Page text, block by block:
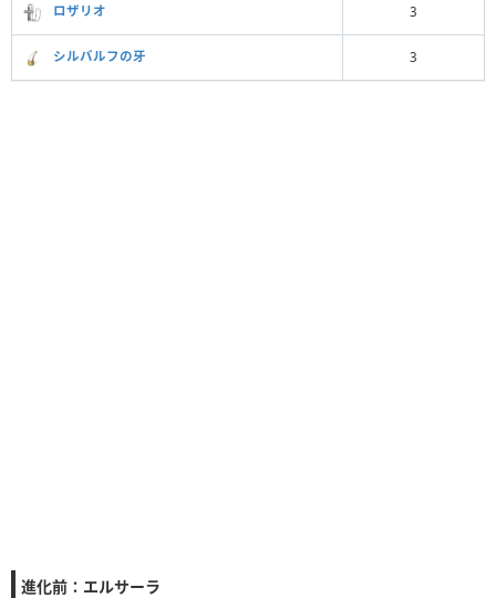
ロザリオ 3
シルバルフの牙 3
進化前：エルサーラ